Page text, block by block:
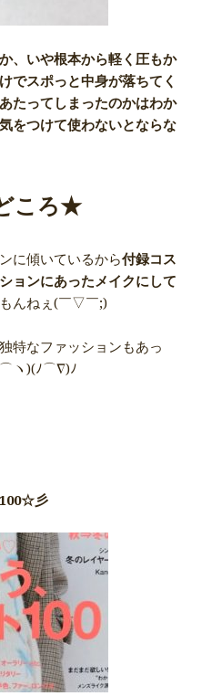
、いや根本から軽く圧もか
でスポっと中身が落ちてく
たってしまったのかはわか
をつけて使わないとならな
ころ★
に傾いているから付録コス
ョンにあったメイクにして
んねぇ(￣▽￣;)
特なファッションもあっ
ヽ)(ﾉ⌒∇)ﾉ
彡